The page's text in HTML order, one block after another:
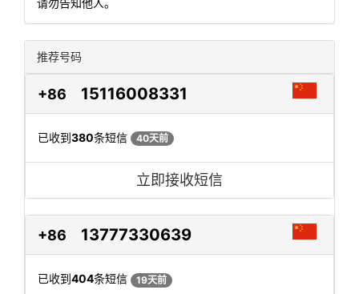
请勿告知他人。
推荐号码
+86 15116008331
已收到380条短信 40天前
立即接收短信
+86 13777330639
已收到404条短信 19天前